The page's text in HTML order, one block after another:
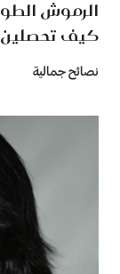
الرموش
كيف تحصلين
نصائح جمالية